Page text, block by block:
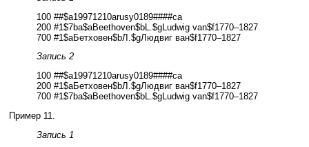
100 ##$a19971210arusy0189####ca
200 #1$7ba$aBeethoven$bL.$gLudwig van$f1770–1827
700 #1$aБетховен$bЛ.$gЛюдвиг ван$f1770–1827
Запись 2
100 ##$a19971210arusy0189####ca
200 #1$aБетховен$bЛ.$gЛюдвиг ван$f1770–1827
700 #1$7ba$aBeethoven$bL.$gLudwig van$f1770–1827
Пример 11.
Запись 1